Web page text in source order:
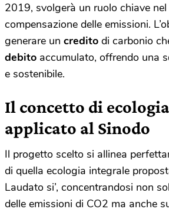
2019, svolgerà un ruolo chiave
compensazione delle emissioni.
generare un credito di carbonio
debito accumulato, offrendo una
e sostenibile.
Il concetto di
applicato al Sinodo
Il progetto scelto si allinea
di quella ecologia integrale
Laudato si’, concentrandosi non
delle emissioni di CO2 ma anche